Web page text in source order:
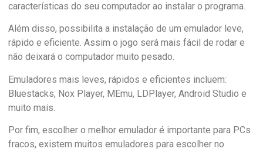
características do seu computador ao instalar o programa.
Além disso, possibilita a instalação de um emulador leve,
rápido e eficiente. Assim o jogo será mais fácil de rodar e
não deixará o computador muito pesado.
Emuladores mais leves, rápidos e eficientes incluem:
Bluestacks, Nox Player, MEmu, LDPlayer, Android Studio e
muito mais.
Por fim, escolher o melhor emulador é importante para PCs
fracos, existem muitos emuladores para escolher no